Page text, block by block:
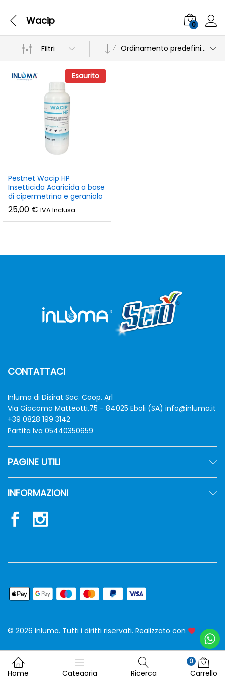
Wacip 0
Filtri Ordinamento predefinito
Esaurito
Pestnet Wacip HP
Insetticida Acaricida a base
di cipermetrina e geraniolo
25,00 € IVA Inclusa
CONTATTACI
Inluma di Disirat Soc. Coop. Arl
Via Giacomo Matteotti,75 - 84025 Eboli (SA) info@inluma.it
+39 0828 199 3142
Partita Iva 05440350659
PAGINE UTILI
INFORMAZIONI
© 2026 Inluma. Tutti i diritti riservati. Realizzato con siw
Home Categoria Ricerca
0
Carrello